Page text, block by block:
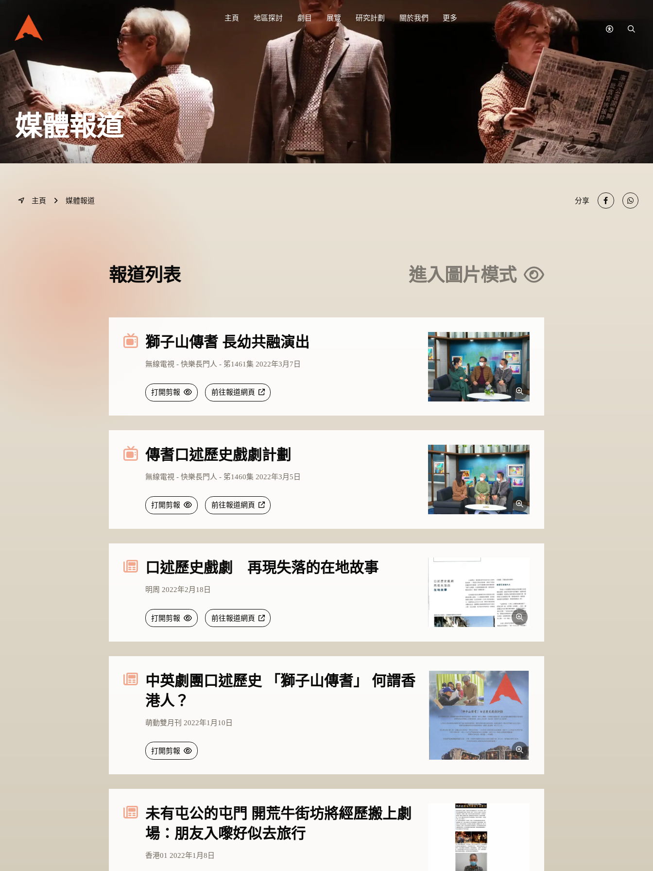
主頁 地區探討 劇目 展覽 研究計劃 關於我們 更多
無
模
式
搜
媒體報道
主頁 媒體報道 分享
報道列表 進入圖片模式
獅子山傳耆 長幼共融演出
無線電視 - 快樂長門人 - 笫1461集 2022年3月7日
打開剪報 前往報道網頁
傳耆口述歷史戲劇計劃
無線電視 - 快樂長門人 - 笫1460集 2022年3月5日
打開剪報 前往報道網頁
口述歷史戲劇 再現失落的在地故事
明周 2022年2月18日
打開剪報 前往報道網頁
中英劇團口述歷史 「獅子山傳耆」 何謂香
港人？
萌動雙月刊 2022年1月10日
打開剪報
未有屯公的屯門 開荒牛街坊將經歷搬上劇
場：朋友入嚟好似去旅行
香港01 2022年1月8日